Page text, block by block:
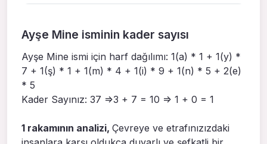
Ayşe Mine isminin kader sayısı
Ayşe Mine ismi için harf dağılımı: 1(a) * 1 + 1(y) *
7 + 1(ş) * 1 + 1(m) * 4 + 1(i) * 9 + 1(n) * 5 + 2(e)
* 5
Kader Sayınız: 37 =>3 + 7 = 10 => 1 + 0 = 1
1 rakamının analizi, Çevreye ve etrafınızızdaki